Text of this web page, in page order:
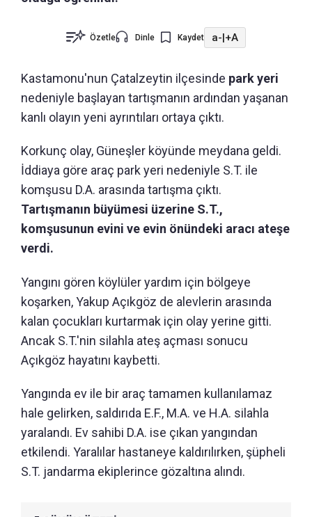
Özetle Dinle Kaydet a-|+A
Kastamonu'nun Çatalzeytin ilçesinde park yeri
nedeniyle başlayan tartışmanın ardından yaşanan
kanlı olayın yeni ayrıntıları ortaya çıktı.
Korkunç olay, Güneşler köyünde meydana geldi.
İddiaya göre araç park yeri nedeniyle S.T. ile
komşusu D.A. arasında tartışma çıktı.
Tartışmanın büyümesi üzerine S.T.,
komşusunun evini ve evin önündeki aracı ateşe
verdi.
Yangını gören köylüler yardım için bölgeye
koşarken, Yakup Açıkgöz de alevlerin arasında
kalan çocukları kurtarmak için olay yerine gitti.
Ancak S.T.'nin silahla ateş açması sonucu
Açıkgöz hayatını kaybetti.
Yangında ev ile bir araç tamamen kullanılamaz
hale gelirken, saldırıda E.F., M.A. ve H.A. silahla
yaralandı. Ev sahibi D.A. ise çıkan yangından
etkilendi. Yaralılar hastaneye kaldırılırken, şüpheli
S.T. jandarma ekiplerince gözaltına alındı.